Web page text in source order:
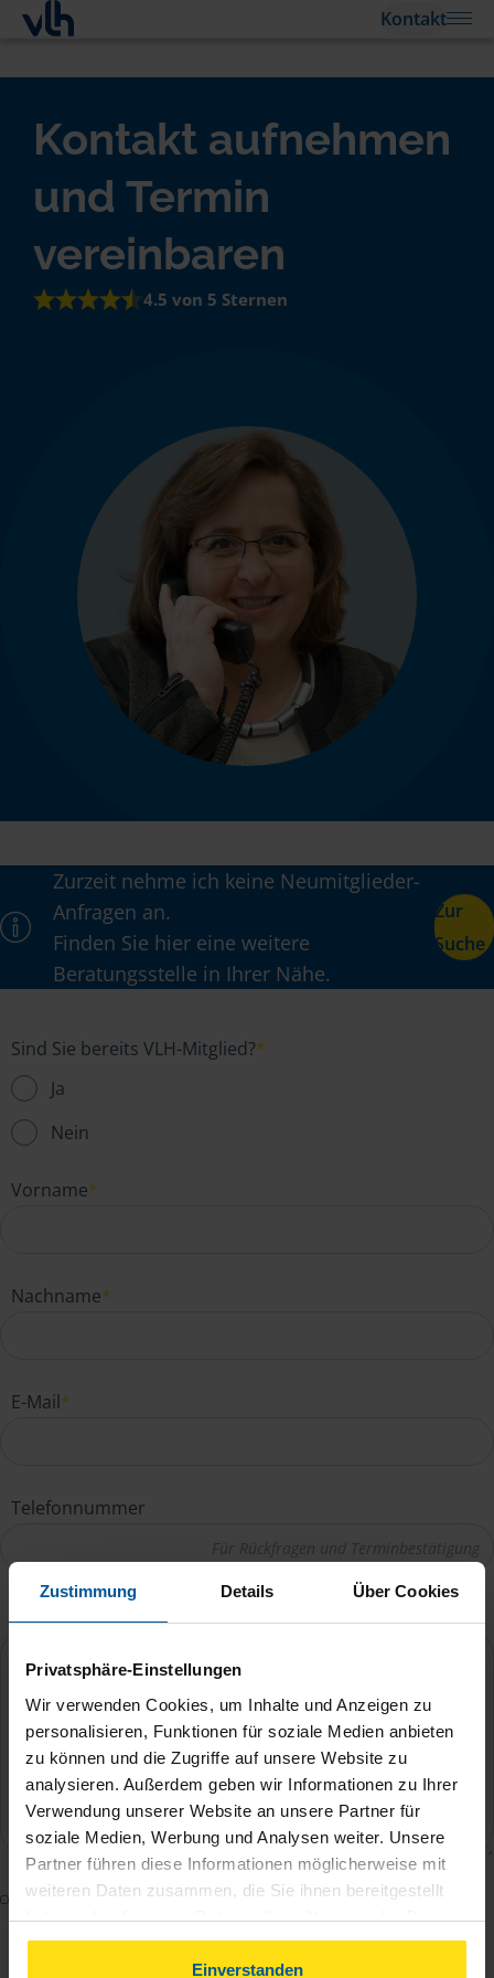
Zustimmung Details Über Cookies
Privatsphäre-Einstellungen
Wir verwenden Cookies, um Inhalte und Anzeigen zu
personalisieren, Funktionen für soziale Medien anbieten
zu können und die Zugriffe auf unsere Website zu
analysieren. Außerdem geben wir Informationen zu Ihrer
Verwendung unserer Website an unsere Partner für
soziale Medien, Werbung und Analysen weiter. Unsere
Partner führen diese Informationen möglicherweise mit
weiteren Daten zusammen, die Sie ihnen bereitgestellt
haben oder die sie im Rahmen Ihrer Nutzung der Dienste
gesammelt haben. Indem Sie auf Einverstanden klicken,
können Sie der Verwendung von Cookies, gemäß
Einverstanden
Kontakt
Kontakt aufnehmen
und Termin
vereinbaren
4.5 von 5 Sternen
Zurzeit nehme ich keine Neumitglieder-
Anfragen an.
Finden Sie hier eine weitere
Beratungsstelle in Ihrer Nähe.
Zur
Suche
Sind Sie bereits VLH-Mitglied?*
Ja
Nein
Vorname*
Nachname*
E-Mail*
Telefonnummer
Mit dem Absenden des Kontaktformulars erkläre ich
mich damit einverstanden, dass meine Daten zur
Bearbeitung meines Anliegens sowie zur internen